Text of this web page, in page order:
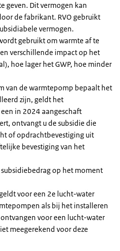
geven. Dit vermogen kan
de fabrikant. RVO gebruikt
vermogen.
gebruikt om warmte af te
verschillende impact op het
hoe lager het GWP, hoe minder
van de warmtepomp bepaalt het
zijn, geldt het
in 2024 aangeschaft
ontvangt u de subsidie die
of opdrachtbevestiging uit
bevestiging van het
op het moment
voor een 2e lucht-water
als bij het installeren
voor een lucht-water
meegerekend voor deze